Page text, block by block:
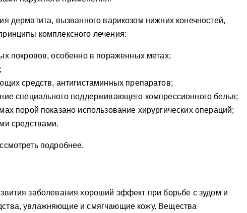
дерматита, вызванного варикозом нижних конечностей,
комплексного лечения:
покровов, особенно в пораженных метах;
средств, антигистаминных препаратов;
специального поддерживающего компрессионного белья;
порой показано использование хирургических операций;
средствами.
подробнее.
заболевания хороший эффект при борьбе с зудом и
увлажняющие и смягчающие кожу. Вещества